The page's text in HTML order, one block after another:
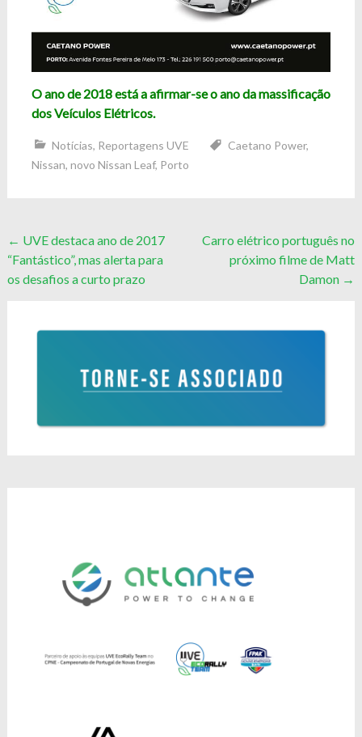
O ano de 2018 está a afirmar-se o ano da massificação
dos Veículos Elétricos.
Notícias, Reportagens UVE Caetano Power,
Nissan, novo Nissan Leaf, Porto
Post
navigation
← UVE destaca ano de 2017
“Fantástico”, mas alerta para
os desafios a curto prazo
Carro elétrico português no
próximo filme de Matt
Damon →